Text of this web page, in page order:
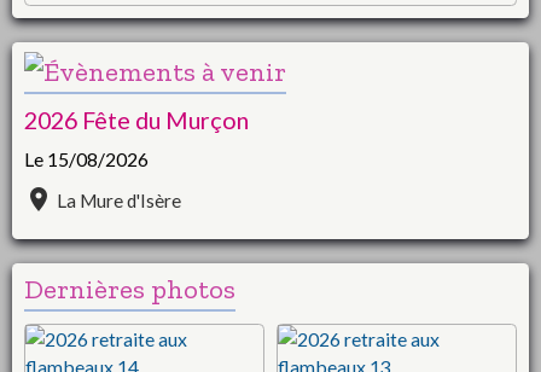
2026 Fête du Murçon
Le 15/08/2026
La Mure d'Isère
Dernières photos